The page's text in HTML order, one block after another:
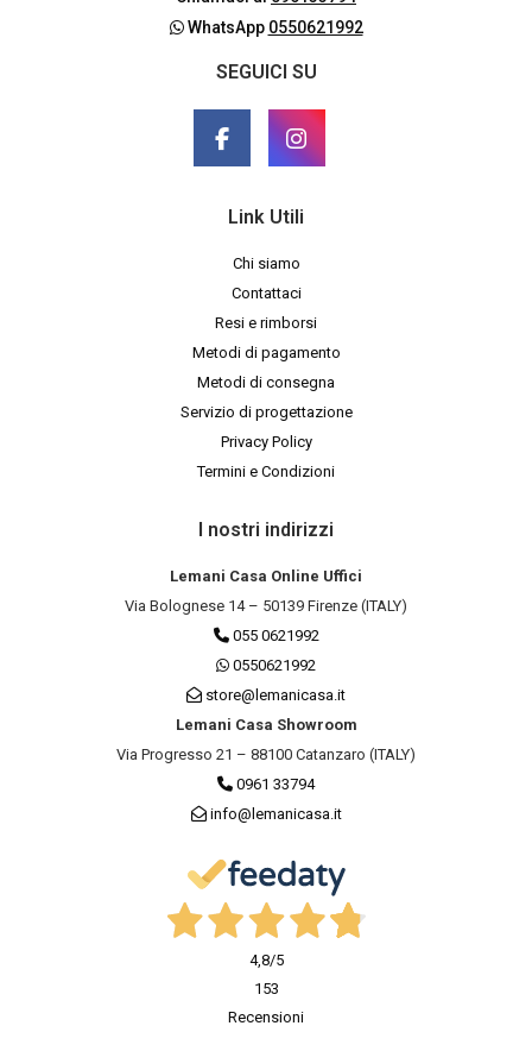
WhatsApp 0550621992
SEGUICI SU
Link Utili
Chi siamo
Contattaci
Resi e rimborsi
Metodi di pagamento
Metodi di consegna
Servizio di progettazione
Privacy Policy
Termini e Condizioni
I nostri indirizzi
Lemani Casa Online Uffici
Via Bolognese 14 – 50139 Firenze (ITALY)
055 0621992
0550621992
store@lemanicasa.it
Lemani Casa Showroom
Via Progresso 21 – 88100 Catanzaro (ITALY)
0961 33794
info@lemanicasa.it
4,8/5
153
Recensioni